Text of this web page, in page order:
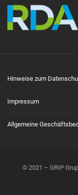
Hinweise zum
Impressum
Allgemeine
© 2021 – GRIP